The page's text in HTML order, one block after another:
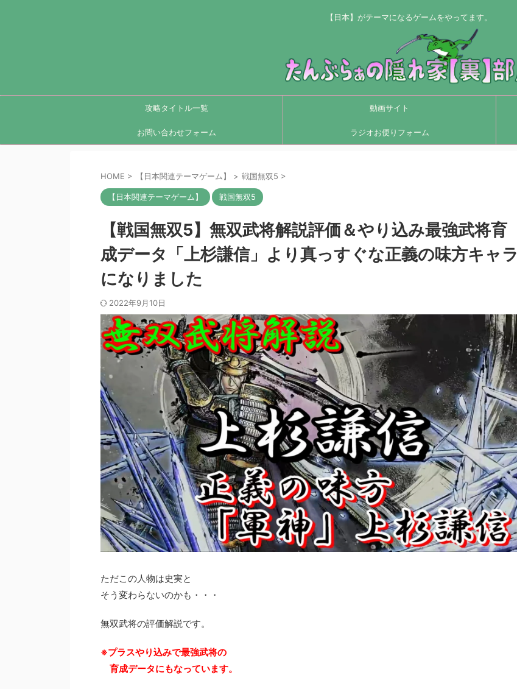
【日本】がテーマになるゲームをやってます。
攻略タイトル一覧 動画サイト
お問い合わせフォーム ラジオお便りフォーム
HOME > 【日本関連テーマゲーム】 > 戦国無双5 >
【日本関連テーマゲーム】 戦国無双5
【戦国無双5】無双武将解説評価＆やり込み最強武将育
成データ「上杉謙信」より真っすぐな正義の味方キャラ
になりました
2022年9月10日
ただこの人物は史実と
そう変わらないのかも・・・
無双武将の評価解説です。
※プラスやり込みで最強武将の
育成データにもなっています。